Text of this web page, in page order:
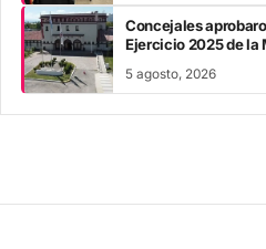
Concejales
Ejercicio 2025 de
5 agosto, 2026